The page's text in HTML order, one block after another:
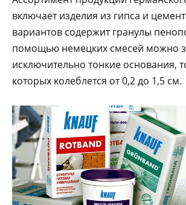
включает изделия из гипса и
вариантов содержит гранулы
помощью немецких смесей можно
исключительно тонкие основания,
которых колеблется от 0,2 до 1,5 см.